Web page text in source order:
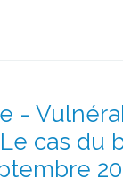
-
cas